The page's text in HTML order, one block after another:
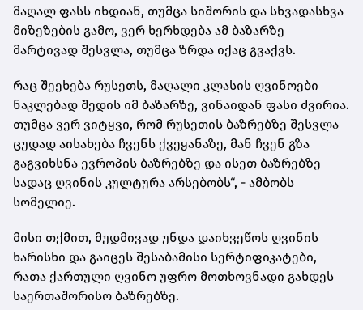
მაღალ ფასს იხდიან, თუმცა სიშორის და სხვადასხვა
მიზეზების გამო, ვერ ხერხდება ამ ბაზარზე
მარტივად შესვლა, თუმცა ზრდა იქაც გვაქვს.
რაც შეეხება რუსეთს, მაღალი კლასის ღვინოები
ნაკლებად შედის იმ ბაზარზე, ვინაიდან ფასი ძვირია.
თუმცა ვერ ვიტყვი, რომ რუსეთის ბაზრებზე შესვლა
ცუდად აისახება ჩვენს ქვეყანაზე, მან ჩვენ გზა
გაგვიხსნა ევროპის ბაზრებზე და ისეთ ბაზრებზე
სადაც ღვინის კულტურა არსებობს“, - ამბობს
სომელიე.
მისი თქმით, მუდმივად უნდა დაიხვეწოს ღვინის
ხარისხი და გაიცეს შესაბამისი სერტიფიკატები,
რათა ქართული ღვინო უფრო მოთხოვნადი გახდეს
საერთაშორისო ბაზრებზე.